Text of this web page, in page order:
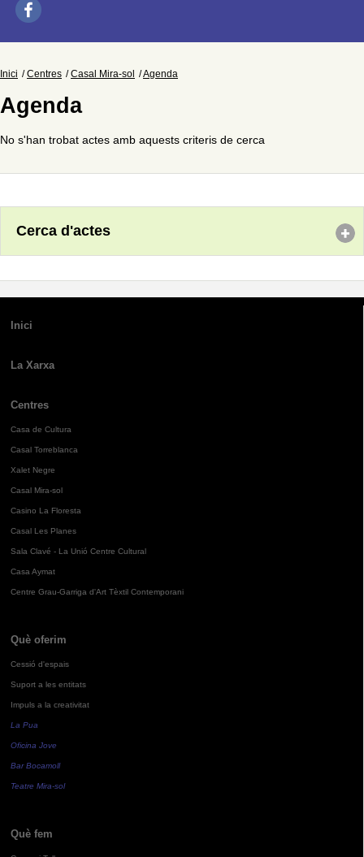
Inici Centres Casal Mira-sol Agenda
Agenda
No s'han trobat actes amb aquests criteris de cerca
Cerca d'actes
Inici
La Xarxa
Centres
Casa de Cultura
Casal Torreblanca
Xalet Negre
Casal Mira-sol
Casino La Floresta
Casal Les Planes
Sala Clavé - La Unió Centre Cultural
Casa Aymat
Centre Grau-Garriga d'Art Tèxtil Contemporani
Què oferim
Cessió d'espais
Suport a les entitats
Impuls a la creativitat
La Pua
Oficina Jove
Bar Bocamoll
Teatre Mira-sol
Què fem